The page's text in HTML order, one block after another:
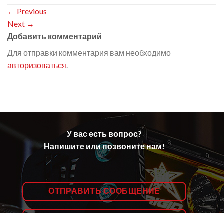
← Previous
Next →
Добавить комментарий
Для отправки комментария вам необходимо
авторизоваться.
У вас есть вопрос?
Напишите или позвоните нам!
ОТПРАВИТЬ СООБЩЕНИЕ